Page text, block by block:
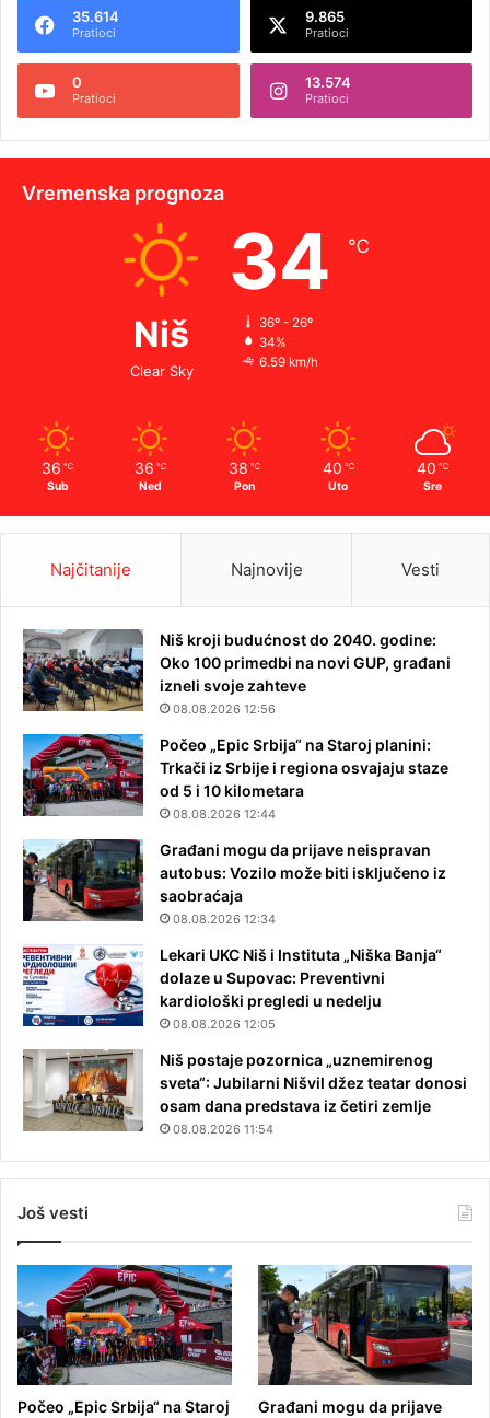
35.614
Pratioci
9.865
Pratioci
0
Pratioci
13.574
Pratioci
Vremenska prognoza
Niš
Clear Sky
34 ℃
36º - 26º
34%
6.59 km/h
36 ℃
Sub
36 ℃
Ned
38 ℃
Pon
40 ℃
Uto
40 ℃
Sre
Najčitanije Najnovije Vesti
Niš kroji budućnost do 2040. godine:
Oko 100 primedbi na novi GUP, građani
izneli svoje zahteve
08.08.2026 12:56
Počeo „Epic Srbija“ na Staroj planini:
Trkači iz Srbije i regiona osvajaju staze
od 5 i 10 kilometara
08.08.2026 12:44
Građani mogu da prijave neispravan
autobus: Vozilo može biti isključeno iz
saobraćaja
08.08.2026 12:34
Lekari UKC Niš i Instituta „Niška Banja“
dolaze u Supovac: Preventivni
kardiološki pregledi u nedelju
08.08.2026 12:05
Niš postaje pozornica „uznemirenog
sveta“: Jubilarni Nišvil džez teatar donosi
osam dana predstava iz četiri zemlje
08.08.2026 11:54
Još vesti
Počeo „Epic Srbija“ na Staroj
Građani mogu da prijave